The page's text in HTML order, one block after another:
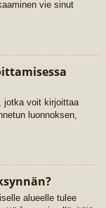
vie sinut
jotka voit kirjoittaa
luonnoksen,
alueelle tulee